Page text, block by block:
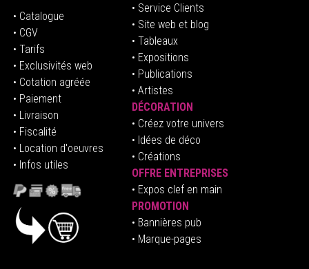
• Catalogue
• CGV
• Tarifs
• Exclusivités web
• Cotation agréée
• Paiement
• Livraison
• Fiscalité
• Location d'oeuvres
• Infos utiles
• Service Clients
• Site web et blog
• Tableaux
• Expositions
• Publications
• Artistes
DÉCORATION
• Créez votre univers
• Idées de déco
• Créations
OFFRE ENTREPRISES
• Expos clef en main
PROMOTION
• Bannières pub
• Marque-pages